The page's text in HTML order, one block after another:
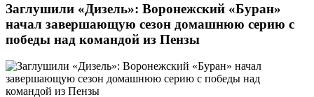
Заглушили «Дизель»: Воронежский «Буран»
начал завершающую сезон домашнюю серию с
победы над командой из Пензы